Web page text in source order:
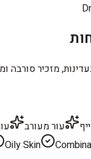
מזכיר סורבה
עור מעורב
Oily Skin